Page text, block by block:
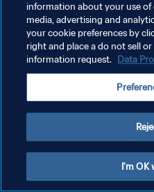
POLITIQUE DE CONFIDENTIALITÉ
CONDITIONS D'UTILISATION
GÉRER VOS PRÉFÉRENCES SUR
Copyright © 1994 - 2026 FIFA. Tous droits
information about your use
media, advertising and
your cookie preferences by
right and place a do not sell
information request. Data
I'm OK